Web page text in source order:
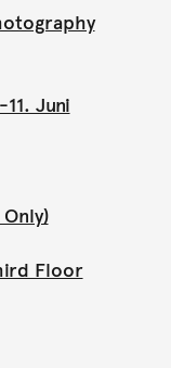
Juni
Floor